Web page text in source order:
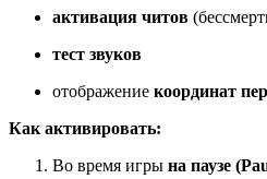
активация читов
тест звуков
отображение координат
Как активировать:
Во время игры на паузе